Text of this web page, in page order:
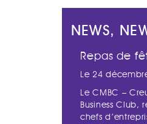
NEWS,
Repas de
Le 24
Le CMBC –
Business Club,
chefs